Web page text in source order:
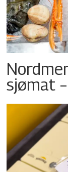
sjømat